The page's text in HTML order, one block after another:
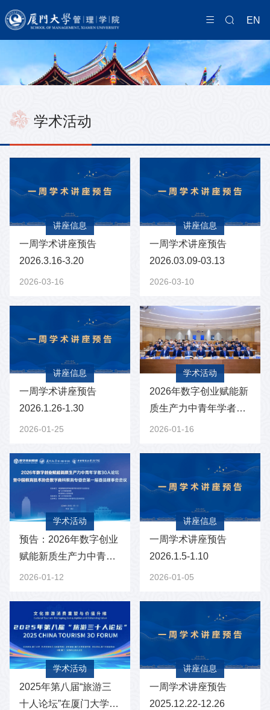
EN
学术活动
讲座信息
一周学术讲座预告
2026.3.16-3.20
2026-03-16
讲座信息
一周学术讲座预告
2026.03.09-03.13
2026-03-10
讲座信息
一周学术讲座预告
2026.1.26-1.30
2026-01-25
学术活动
2026年数字创业赋能新
质生产力中青年学者30
人论坛暨中国教育技术
2026-01-16
学术活动
预告：2026年数字创业
赋能新质生产力中青年
学者30人论坛暨中国教
2026-01-12
讲座信息
一周学术讲座预告
2026.1.5-1.10
2026-01-05
学术活动
2025年第八届“旅游三
十人论坛”在厦门大学举
讲座信息
一周学术讲座预告
2025.12.22-12.26